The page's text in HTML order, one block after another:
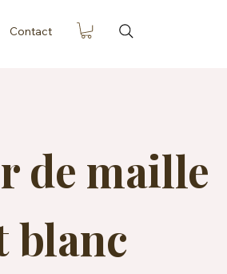
Contact
de maille
blanc